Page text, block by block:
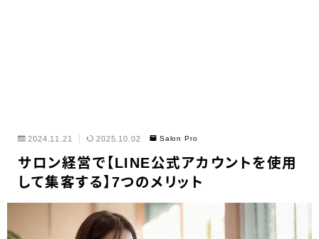
2024.11.21 2025.10.02 Salon Pro
サロン経営で【LINE公式アカウントを使用
して集客する】7つのメリット